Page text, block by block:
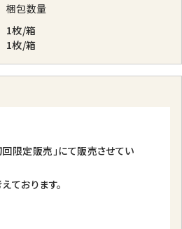
梱包数量
1枚/箱
1枚/箱
限定販売」にて販売させてい
ております。